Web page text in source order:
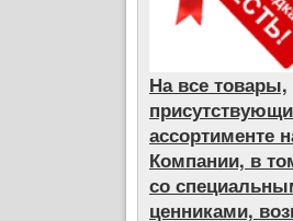
На все товары,
ассортименте
Компании, в
со
ценниками,